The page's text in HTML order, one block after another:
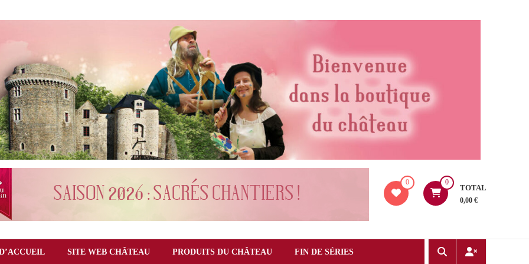
0 0
TOTAL
0,00 €
SITE WEB CHÂTEAU PRODUITS DU CHÂTEAU FIN DE SÉRIES